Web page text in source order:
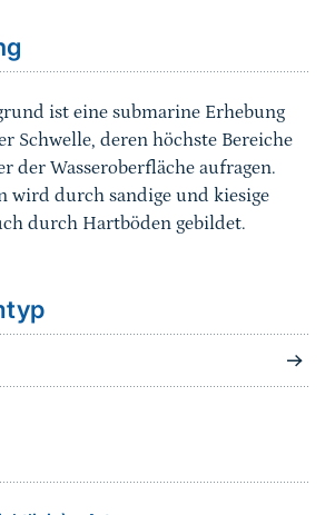
ist eine submarine Erhebung
Schwelle, deren höchste Bereiche
der Wasseroberfläche aufragen.
wird durch sandige und kiesige
durch Hartböden gebildet.